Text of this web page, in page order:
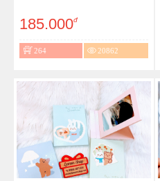
185.000đ
264 20862